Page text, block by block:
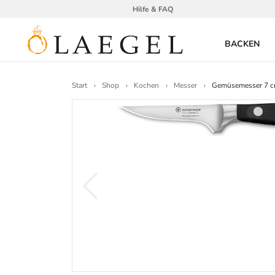
Hilfe & FAQ
BACKEN
Start Shop Kochen Messer Gemüsemesser 7